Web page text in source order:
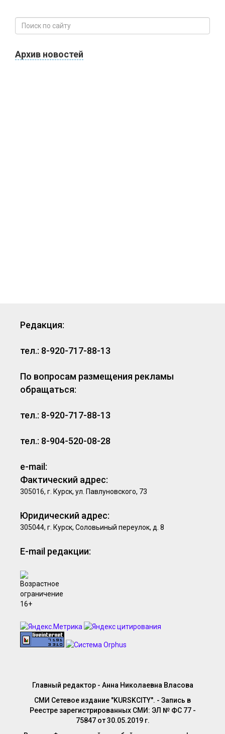
Архив новостей
Редакция:
тел.: 8-920-717-88-13
По вопросам размещения рекламы
обращаться:
тел.: 8-920-717-88-13
тел.: 8-904-520-08-28
e-mail:
Фактический адрес:
305016, г. Курск, ул. Павлуновского, 73
Юридический адрес:
305044, г. Курск, Соловьиный переулок, д. 8
E-mail редакции:
Главный редактор - Анна Николаевна Власова
СМИ Сетевое издание "KURSKCITY". - Запись в
Реестре зарегистрированных СМИ: ЭЛ № ФС 77 -
75847 от 30.05.2019 г.